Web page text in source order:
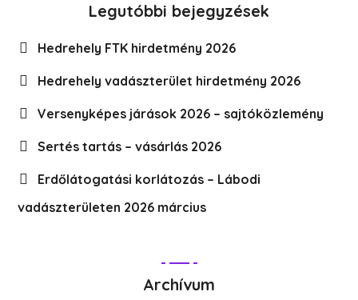
Legutóbbi bejegyzések
Hedrehely FTK hirdetmény 2026
Hedrehely vadászterület hirdetmény 2026
Versenyképes járások 2026 – sajtóközlemény
Sertés tartás – vásárlás 2026
Erdőlátogatási korlátozás – Lábodi
vadászterületen 2026 március
Archívum